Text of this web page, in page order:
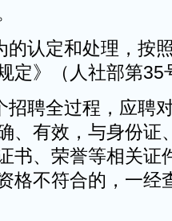
的认定和处理，按
定》（人社部第35
招聘全过程，应聘
、有效，与身份证
书、荣誉等相关证
格不符合的，一经